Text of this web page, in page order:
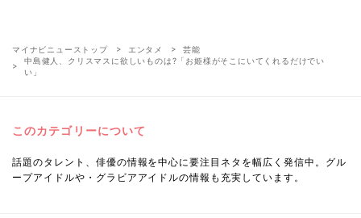
マイナビニューストップ エンタメ
芸能
中島健人、クリスマスに欲しいものは?「お姫様がそこにいてくれるだけでい
い」
このカテゴリーについて
話題のタレント、俳優の情報を中心に要注目ネタを幅広く発信中。グル
ープアイドルや・グラビアアイドルの情報も充実しています。